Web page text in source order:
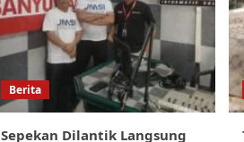
Berita
Sepekan Dilantik Langsung